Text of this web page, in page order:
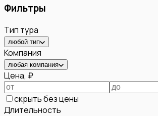
Фильтры
Тип тура
любой тип
Компания
любая компания
Цена, ₽
скрыть без цены
Длительность